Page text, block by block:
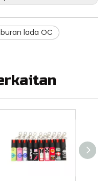
lada OC